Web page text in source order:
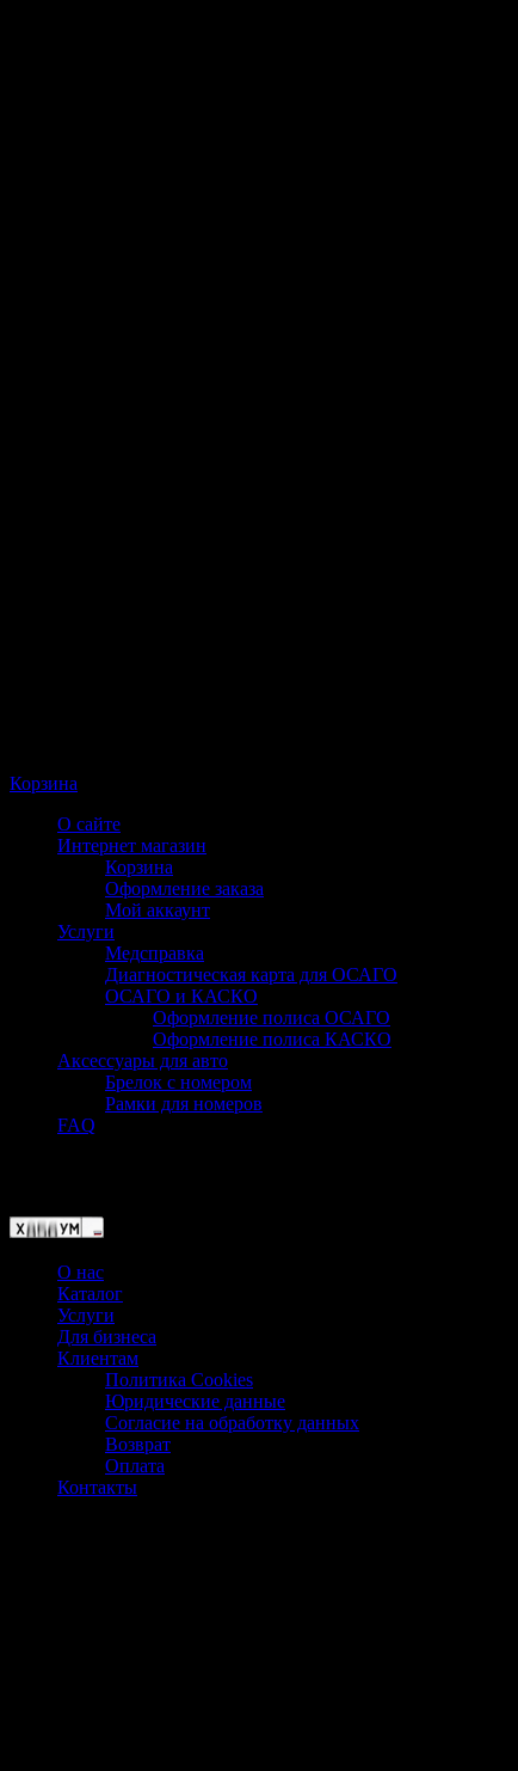
Корзина
О сайте
Интернет магазин
Корзина
Оформление заказа
Мой аккаунт
Услуги
Медсправка
Диагностическая карта для ОСАГО
ОСАГО и КАСКО
Оформление полиса ОСАГО
Оформление полиса КАСКО
Аксессуары для авто
Брелок с номером
Рамки для номеров
FAQ
О нас
Каталог
Услуги
Для бизнеса
Клиентам
Политика Cookies
Юридические данные
Согласие на обработку данных
Возврат
Оплата
Контакты